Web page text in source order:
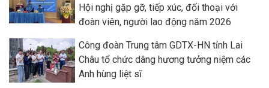
Hội nghị gặp gỡ, tiếp xúc, đối thoại với
đoàn viên, người lao động năm 2026
Công đoàn Trung tâm GDTX-HN tỉnh Lai
Châu tổ chức dâng hương tưởng niệm các
Anh hùng liệt sĩ